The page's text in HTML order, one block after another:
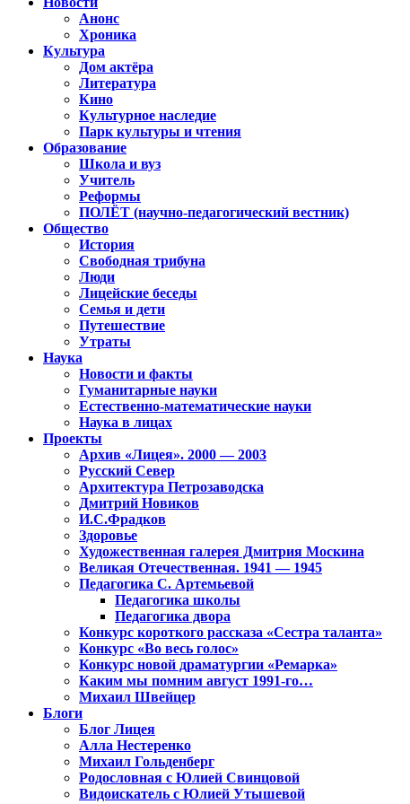
Анонс
Хроника
Культура
Дом актёра
Литература
Кино
Культурное наследие
Парк культуры и чтения
Образование
Школа и вуз
Учитель
Реформы
ПОЛЁТ (научно-педагогический вестник)
Общество
История
Свободная трибуна
Люди
Лицейские беседы
Семья и дети
Путешествие
Утраты
Наука
Новости и факты
Гуманитарные науки
Естественно-математические науки
Наука в лицах
Проекты
Архив «Лицея». 2000 — 2003
Русский Север
Архитектура Петрозаводска
Дмитрий Новиков
И.С.Фрадков
Здоровье
Художественная галерея Дмитрия Москина
Великая Отечественная. 1941 — 1945
Педагогика С. Артемьевой
Педагогика школы
Педагогика двора
Конкурс короткого рассказа «Сестра таланта»
Конкурс «Во весь голос»
Конкурс новой драматургии «Ремарка»
Каким мы помним август 1991-го…
Михаил Швейцер
Блоги
Блог Лицея
Алла Нестеренко
Михаил Гольденберг
Родословная с Юлией Свинцовой
Видоискатель с Юлией Утышевой